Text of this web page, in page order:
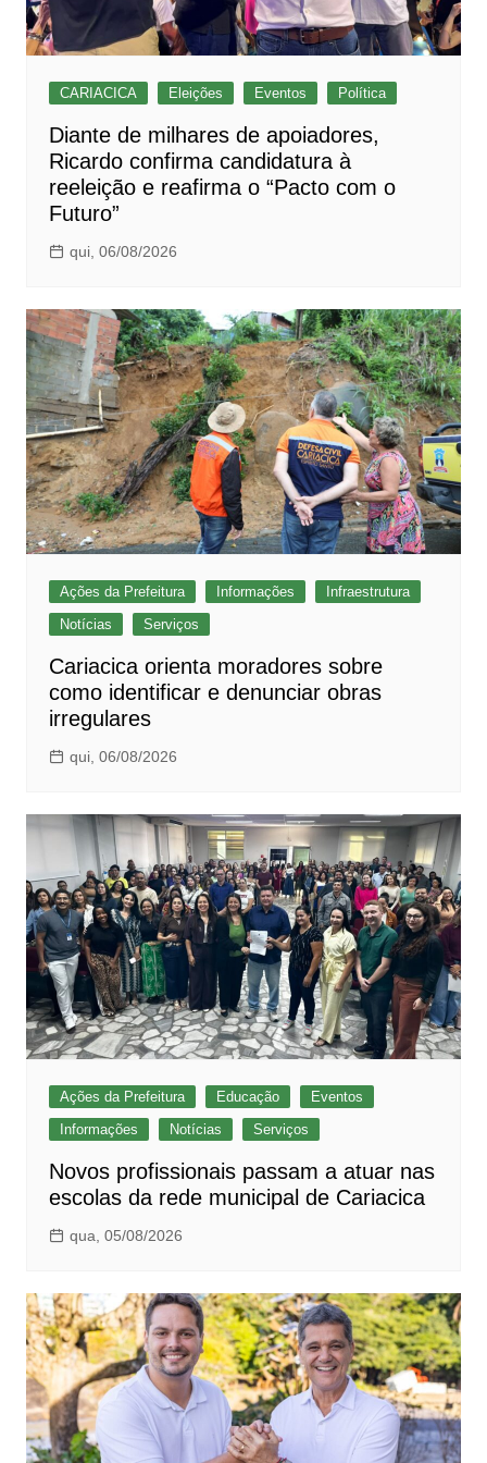
CARIACICA Eleições Eventos Política
Diante de milhares de apoiadores,
Ricardo confirma candidatura à
reeleição e reafirma o “Pacto com o
Futuro”
qui, 06/08/2026
Ações da Prefeitura Informações
Infraestrutura
Notícias
Serviços
Cariacica orienta moradores sobre
como identificar e denunciar obras
irregulares
qui, 06/08/2026
Ações da Prefeitura Educação
Eventos
Informações
Notícias Serviços
Novos profissionais passam a atuar nas
escolas da rede municipal de Cariacica
qua, 05/08/2026